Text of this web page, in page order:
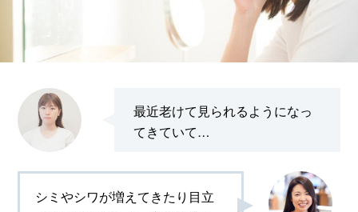
最近老けて見られるようになっ
てきていて…
シミやシワが増えてきたり目立